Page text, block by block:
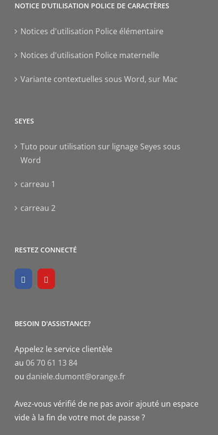
NOTICE D'UTILISATION POLICE DE CARACTÈRES
Notices d'utilisation Police élémentaire
Notices d'utilisation Police maternelle
Variante contextuelles sous Word, sur Mac
SEYES
Tuto pour utilisation sur lignage Seyes sous
Word
carreau 1
carreau 2
RESTEZ CONNECTÉ
BESOIN D'ASSISTANCE?
Appelez le service clientèle
au 06 70 61 13 84
ou daniele.dumont@orange.fr
Avez-vous vérifié de ne pas avoir ajouté un espace
vide à la fin de votre mot de passe ?